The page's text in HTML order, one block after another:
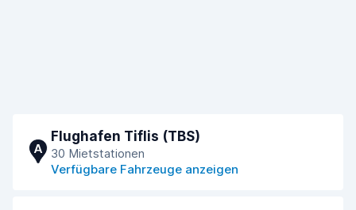
A
Flughafen Tiflis (TBS)
30 Mietstationen
Verfügbare Fahrzeuge anzeigen